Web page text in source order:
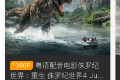
1080P
粤语配音电影侏罗纪
世界：重生 侏罗纪世界4 Jura